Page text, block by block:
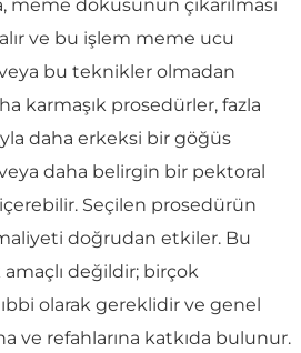
meme dokusunun çıkarılması
ve bu işlem meme ucu
bu teknikler olmadan
karmaşık prosedürler, fazla
daha erkeksi bir göğüs
daha belirgin bir pektoral
Seçilen prosedürün
doğrudan etkiler. Bu
değildir; birçok
olarak gereklidir ve genel
ve refahlarına katkıda bulunur.